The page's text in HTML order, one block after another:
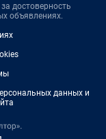
достоверность
объявлениях.
данных и